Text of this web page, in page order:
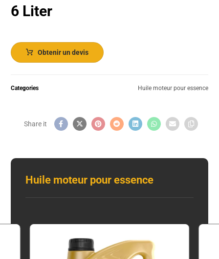
6 Liter
Obtenir un devis
Categories Huile moteur pour essence
Huile moteur pour essence